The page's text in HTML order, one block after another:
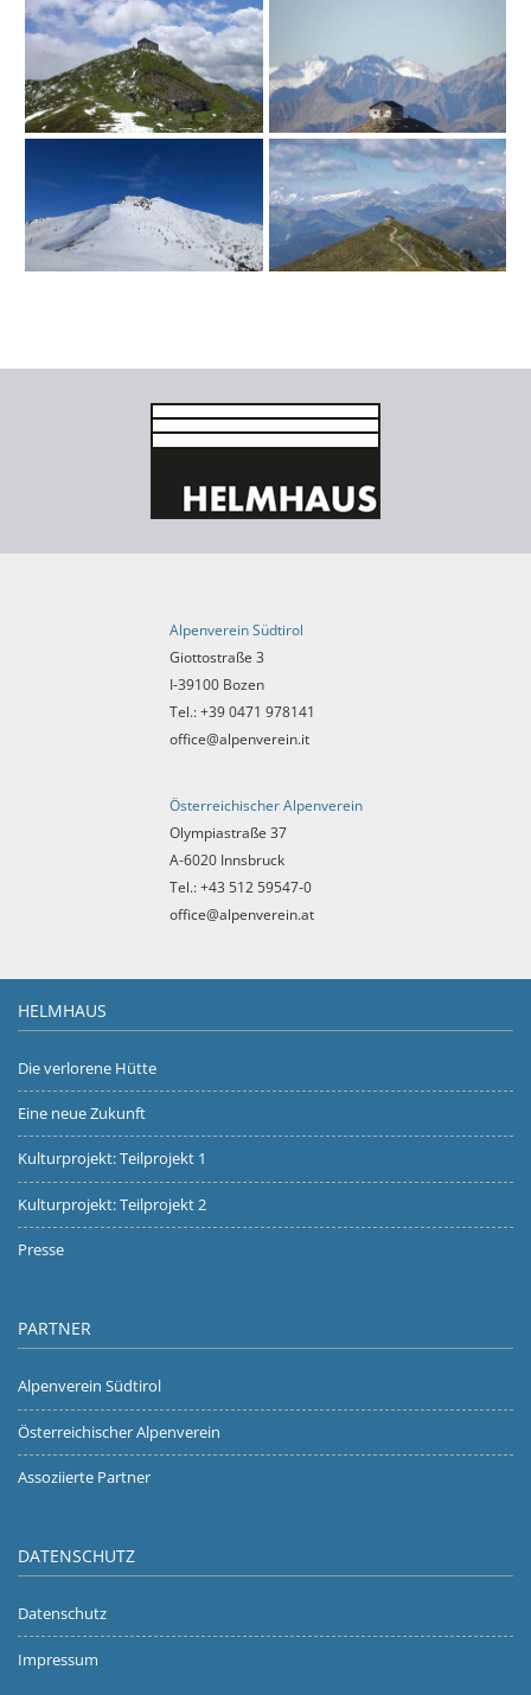
Alpenverein Südtirol
Giottostraße 3
I-39100 Bozen
Tel.: +39 0471 978141
office@alpenverein.it
Österreichischer Alpenverein
Olympiastraße 37
A-6020 Innsbruck
Tel.: +43 512 59547-0
office@alpenverein.at
HELMHAUS
Die verlorene Hütte
Eine neue Zukunft
Kulturprojekt: Teilprojekt 1
Kulturprojekt: Teilprojekt 2
Presse
PARTNER
Alpenverein Südtirol
Österreichischer Alpenverein
Assoziierte Partner
DATENSCHUTZ
Datenschutz
Impressum